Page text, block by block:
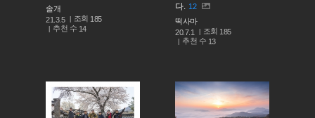
솔개
21.3.5
조회 185
추천 수 14
다.
12
떡사마
20.7.1
조회 185
추천 수 13